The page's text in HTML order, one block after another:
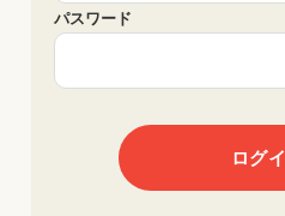
パスワード